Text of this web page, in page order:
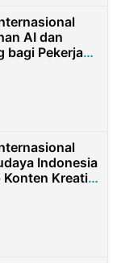
AI dan
bagi Pekerja
Taiwan
Indonesia
Konten Kreatif